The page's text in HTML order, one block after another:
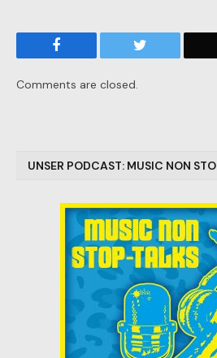
Comments are closed.
UNSER PODCAST: MUSIC NON